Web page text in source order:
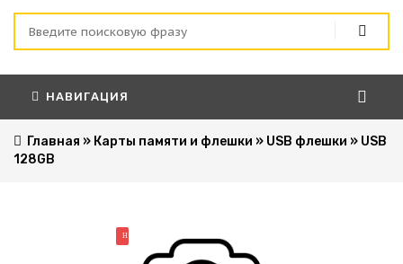
НАВИГАЦИЯ
Главная » Карты памяти и флешки » USB флешки » USB
128GB
НОВИНКА